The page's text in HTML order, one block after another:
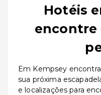
Hotéis
encontre
Em Kempsey
sua próxima
e localizações para